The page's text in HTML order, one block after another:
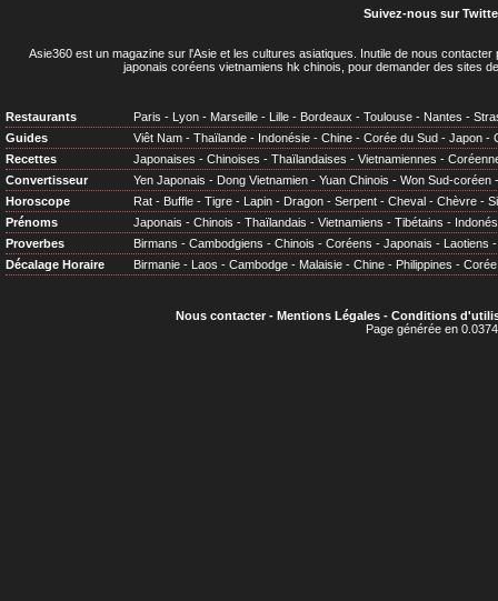
Suivez-nous sur
Asie360 est un magazine sur l'Asie et les cultures asiatiques . Inutile de nous
japonais coréens vietnamiens hk chinois, pour demander des sites
Restaurants Paris - Lyon - Marseille - Lille - Bordeaux - Toulouse - Nantes -
Guides
Viêt Nam - Thaïlande - Indonésie - Chine - Corée du Sud - Japon -
Recettes
Japonaises - Chinoises - Thaïlandaises - Vietnamiennes -
Convertisseur
Yen Japonais - Dong Vietnamien - Yuan Chinois - Won Sud-coréen
Horoscope
Rat - Buffle - Tigre - Lapin - Dragon - Serpent - Cheval - Chèvre -
Prénoms
Japonais - Chinois - Thaïlandais - Vietnamiens - Tibétains -
Proverbes
Birmans - Cambodgiens - Chinois - Coréens - Japonais - Laotiens
Décalage Horaire
Birmanie - Laos - Cambodge - Malaisie - Chine - Philippines - Corée
Nous contacter- Mentions Légales- Conditions
Page générée en